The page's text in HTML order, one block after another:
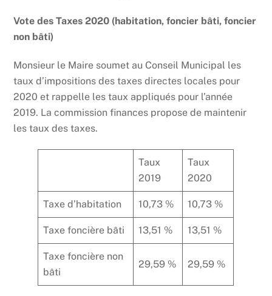
Vote des Taxes 2020 (habitation, foncier bâti, foncier
non bâti)
Monsieur le Maire soumet au Conseil Municipal les
taux d’impositions des taxes directes locales pour
2020 et rappelle les taux appliqués pour l’année
2019. La commission finances propose de maintenir
les taux des taxes.
Taux
2019
Taux
2020
Taxe d’habitation 10,73 % 10,73 %
Taxe foncière bâti 13,51 % 13,51 %
Taxe foncière non
bâti
29,59 % 29,59 %